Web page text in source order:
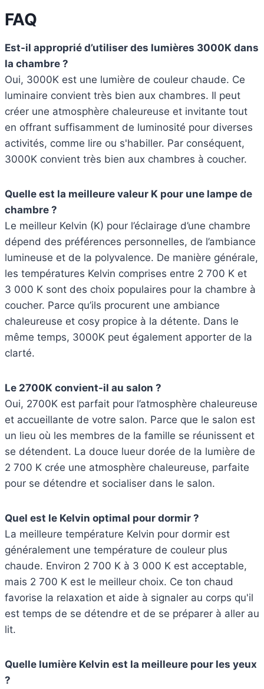
FAQ
Est-il approprié d’utiliser des lumières 3000K dans
la chambre ?
Oui, 3000K est une lumière de couleur chaude. Ce
luminaire convient très bien aux chambres. Il peut
créer une atmosphère chaleureuse et invitante tout
en offrant suffisamment de luminosité pour diverses
activités, comme lire ou s'habiller. Par conséquent,
3000K convient très bien aux chambres à coucher.
Quelle est la meilleure valeur K pour une lampe de
chambre ?
Le meilleur Kelvin (K) pour l’éclairage d’une chambre
dépend des préférences personnelles, de l’ambiance
lumineuse et de la polyvalence. De manière générale,
les températures Kelvin comprises entre 2 700 K et
3 000 K sont des choix populaires pour la chambre à
coucher. Parce qu’ils procurent une ambiance
chaleureuse et cosy propice à la détente. Dans le
même temps, 3000K peut également apporter de la
clarté.
Le 2700K convient-il au salon ?
Oui, 2700K est parfait pour l’atmosphère chaleureuse
et accueillante de votre salon. Parce que le salon est
un lieu où les membres de la famille se réunissent et
se détendent. La douce lueur dorée de la lumière de
2 700 K crée une atmosphère chaleureuse, parfaite
pour se détendre et socialiser dans le salon.
Quel est le Kelvin optimal pour dormir ?
La meilleure température Kelvin pour dormir est
généralement une température de couleur plus
chaude. Environ 2 700 K à 3 000 K est acceptable,
mais 2 700 K est le meilleur choix. Ce ton chaud
favorise la relaxation et aide à signaler au corps qu'il
est temps de se détendre et de se préparer à aller au
lit.
Quelle lumière Kelvin est la meilleure pour les yeux
?